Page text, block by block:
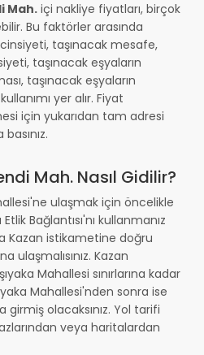
Mah. içi nakliye fiyatları, birçok
Bu faktörler arasında
taşınacak mesafe,
taşınacak eşyaların
taşınacak eşyaların
yer alır. Fiyat
için yukarıdan tam adresi
Mah. Nasıl Gidilir?
ulaşmak için öncelikle
Bağlantısı'nı kullanmanız
Kazan istikametine doğru
ulaşmalısınız. Kazan
Mahallesi sınırlarına kadar
Mahallesi'nden sonra ise
girmiş olacaksınız. Yol tarifi
veya haritalardan